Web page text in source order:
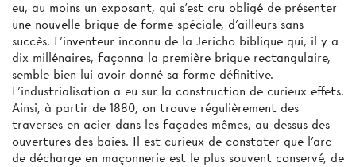
eu, au moins un exposant, qui s'est cru obligé de présenter
une nouvelle brique de forme spéciale, d'ailleurs sans
succès. L'inventeur inconnu de la Jericho biblique qui, il y a
dix millénaires, façonna la première brique rectangulaire,
semble bien lui avoir donné sa forme définitive.
L'industrialisation a eu sur la construction de curieux effets.
Ainsi, à partir de 1880, on trouve régulièrement des
traverses en acier dans les façades mêmes, au-dessus des
ouvertures des baies. Il est curieux de constater que l'arc
de décharge en maçonnerie est le plus souvent conservé, de